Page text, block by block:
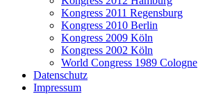
Kongress 2011 Regensburg
Kongress 2010 Berlin
Kongress 2009 Köln
Kongress 2002 Köln
World Congress 1989 Cologne
Datenschutz
Impressum